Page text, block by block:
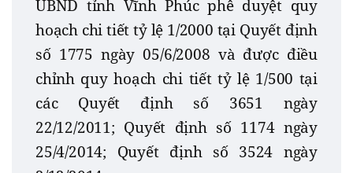
UBND tỉnh Vĩnh Phúc phê duyệt quy
hoạch chi tiết tỷ lệ 1/2000 tại Quyết định
số 1775 ngày 05/6/2008 và được điều
chỉnh quy hoạch chi tiết tỷ lệ 1/500 tại
các Quyết định số 3651 ngày
22/12/2011; Quyết định số 1174 ngày
25/4/2014; Quyết định số 3524 ngày